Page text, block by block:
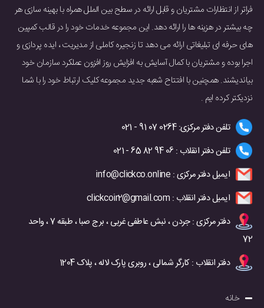
فراتر از انتظارات مشتریان و قابل ارائه در سطح بین الملل همراه با بهینه سازی هر
چه بیشتر در هزینه ها را ارائه دهد. این مجموعه خدمات خود را در قالب کمپین
های حرفه ای تبلیغاتی ارائه می دهد تا زنجیره کاملی از مدیریت ، ایده پردازی و
اجرا بوده و مشتریان با کمال آسایش به افزایش روز افزون عملکرد سازمان خود
بیاندیشند. همچنین با افتتاح شعبه جدید مجموعه کلیک ارتباط خود را با شما
نزدیکتر کرده ایم .
تلفن دفتر مرکزی: 0264 07 91 - 021
تلفن دفتر انقلاب : 06 94 82 65 - 021
ایمیل دفتر مرکزی : info@clickco.online
ایمیل دفتر انقلاب : clickcoir2@gmail.com
دفتر مرکزی : جردن ، نبش عاطفی غربی ، برج صبا ، طبقه 7 ، واحد
72
دفتر انقلاب : کارگر شمالی ، روبری پارک لاله ، پلاک 1204
خانه